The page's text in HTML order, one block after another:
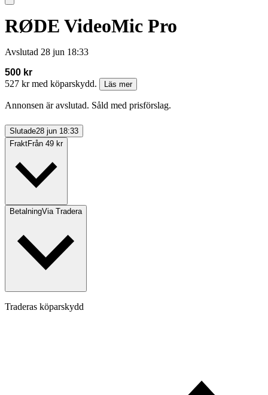
RØDE VideoMic Pro
Avslutad 28 jun 18:33
500 kr
527 kr med köparskydd.
Läs mer
Annonsen är avslutad. Såld med prisförslag.
Slutade28 jun 18:33
FraktFrån 49 kr
BetalningVia Tradera
Traderas köparskydd